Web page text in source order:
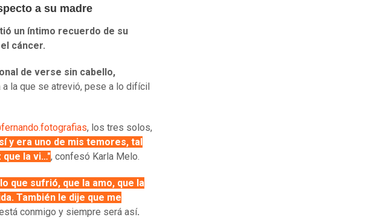
a su madre
un íntimo recuerdo de su
cáncer.
de verse sin cabello,
la que se atrevió, pese a lo difícil
, los tres solos,
y era uno de mis temores, tal
que la vi…", confesó Karla Melo.
que sufrió, que la amo, que la
También le dije que me
conmigo y siempre será así.